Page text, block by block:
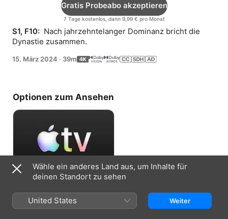
7 Tage kostenlos, dann 9,99 € pro Monat
Gratis Probeabo akzeptieren
S1, F10: Nach jahrzehntelanger Dominanz bricht die
Dynastie zusammen.
15. März 2024 · 39m
Optionen zum Ansehen
7 Tage kostenlos, dann 9,99 € pro Monat
Wähle ein anderes Land aus, um Inhalte für
deinen Standort zu sehen
United States Weiter